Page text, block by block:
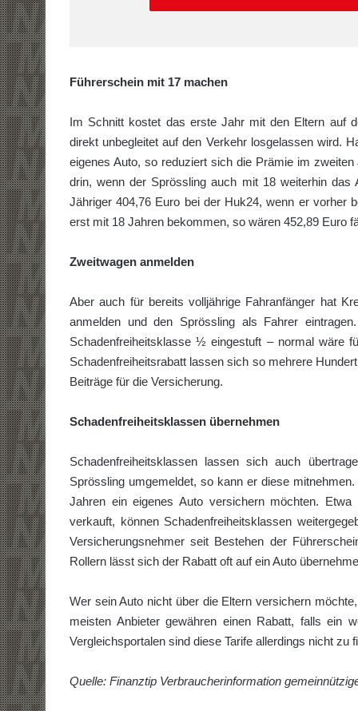
Führerschein mit 17 machen
Im Schnitt kostet das erste Jahr mit den Eltern auf
direkt unbegleitet auf den Verkehr losgelassen wird.
eigenes Auto, so reduziert sich die Prämie im
drin, wenn der Sprössling auch mit 18 weiterhin
Jähriger 404,76 Euro bei der Huk24, wenn er vorher
erst mit 18 Jahren bekommen, so wären 452,89 Euro
Zweitwagen anmelden
Aber auch für bereits volljährige Fahranfänger hat
anmelden und den Sprössling als Fahrer
Schadenfreiheitsklasse ½ eingestuft – normal wäre
Schadenfreiheitsrabatt lassen sich so mehrere
Beiträge für die Versicherung.
Schadenfreiheitsklassen übernehmen
Schadenfreiheitsklassen lassen sich auch
Sprössling umgemeldet, so kann er diese
Jahren ein eigenes Auto versichern möchten.
verkauft, können Schadenfreiheitsklassen
Versicherungsnehmer seit Bestehen der
Rollern lässt sich der Rabatt oft auf ein Auto
Wer sein Auto nicht über die Eltern versichern
meisten Anbieter gewähren einen Rabatt, falls ein
Vergleichsportalen sind diese Tarife allerdings nicht zu
Quelle: Finanztip Verbraucherinformation